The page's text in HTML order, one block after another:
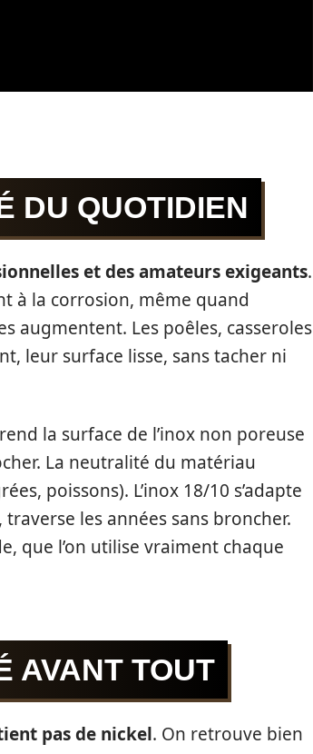
DU QUOTIDIEN
et des amateurs exigeants.
à la corrosion, même quand
augmentent. Les poêles, casseroles
leur surface lisse, sans tacher ni
la surface de l’inox non poreuse
La neutralité du matériau
poissons). L’inox 18/10 s’adapte
les années sans broncher.
que l’on utilise vraiment chaque
AVANT TOUT
pas de nickel. On retrouve bien